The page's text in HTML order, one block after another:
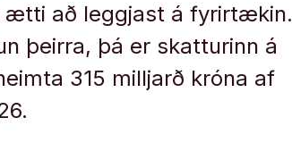
ætti að leggjast á fyrirtækin.
þeirra, þá er skatturinn á
315 milljarð króna af